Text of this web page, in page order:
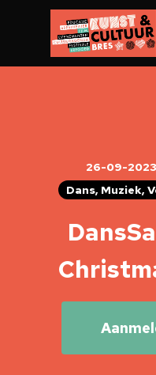
26-09-2023
Dans, Muziek,